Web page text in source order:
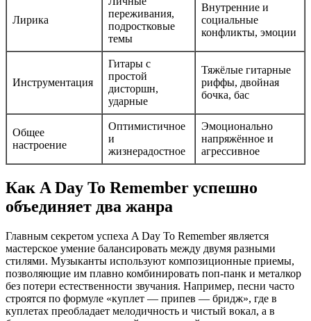
Лирика
переживания,
подростковые
темы
Внутренние и
социальные
конфликты, эмоции
Инструментация
Гитары с
простой
дисторшн,
ударные
Тяжёлые гитарные
риффы, двойная
бочка, бас
Общее
настроение
Оптимистичное
и
жизнерадостное
Эмоционально
напряжённое и
агрессивное
Как A Day To Remember успешно
объединяет два жанра
Главным секретом успеха A Day To Remember является
мастерское умение балансировать между двумя разными
стилями. Музыканты используют композиционные приемы,
позволяющие им плавно комбинировать поп-панк и металкор
без потери естественности звучания. Например, песни часто
строятся по формуле «куплет — припев — бридж», где в
куплетах преобладает мелодичность и чистый вокал, а в